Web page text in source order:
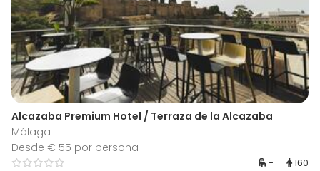
Alcazaba Premium Hotel / Terraza de la Alcazaba
Málaga
Desde € 55 por persona
- 160